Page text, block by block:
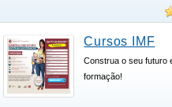
Cursos IMF
Construa o seu futuro
formação!